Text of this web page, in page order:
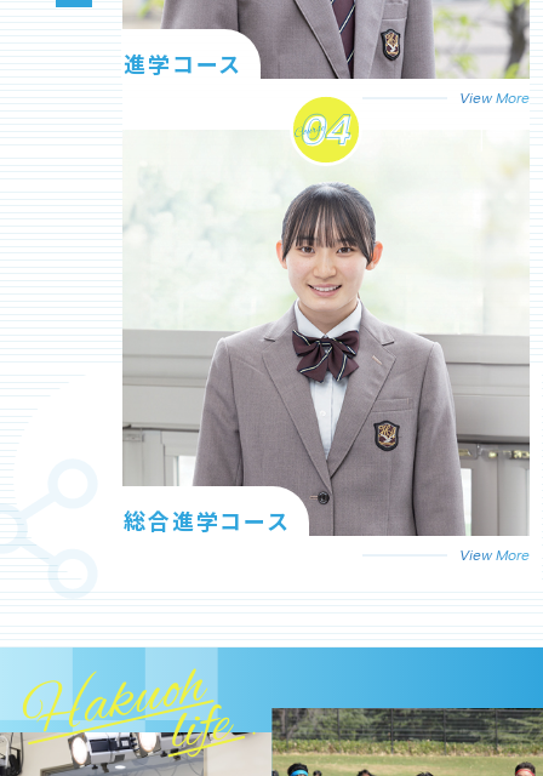
進学コース
View More
総合進学コース
View More
Hakuoh
life